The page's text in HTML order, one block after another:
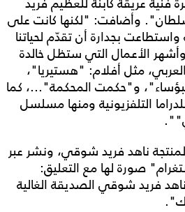
وأضافت: "لكنها كانت على
بجدارة أن تقدّم لحياتنا
الأعمال التي ستظل خالدة
مثل أفلام: "هستيريا"،
و"حكمت المحكمة"...، كما
التلفزيونية ومنها مسلسل
ناهد فريد شوقي، ونشر عبر
صورة لها مع التعليق:
فريد شوقي الصديقة الغالية